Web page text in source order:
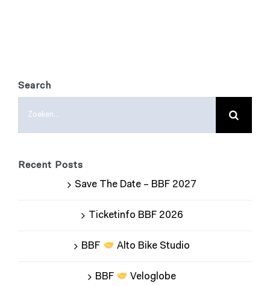
Search
Recent Posts
Save The Date – BBF 2027
Ticketinfo BBF 2026
BBF Alto Bike Studio
BBF Veloglobe